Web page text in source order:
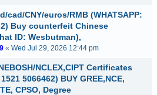
cad/CNY/euros/RMB (WHATSAPP:
Buy counterfeit Chinese
ID: Wesbutman),
« Wed Jul 29, 2026 12:44 pm
NCLEX,CIPT Certificates
5066462) BUY GREE,NCE,
CPSO, Degree